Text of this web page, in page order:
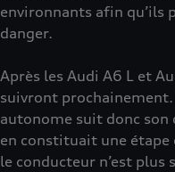
environnants afin qu’ils
danger.
Après les Audi A6 L et
suivront prochainement.
autonome suit donc son
en constituait une
le conducteur n’est